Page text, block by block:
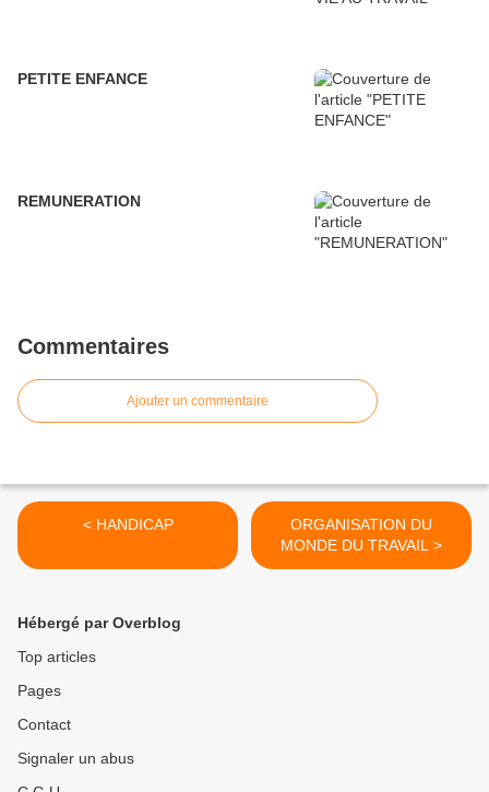
PETITE ENFANCE
REMUNERATION
Commentaires
Ajouter un commentaire
< HANDICAP
ORGANISATION DU
MONDE DU TRAVAIL >
Hébergé par Overblog
Top articles
Pages
Contact
Signaler un abus